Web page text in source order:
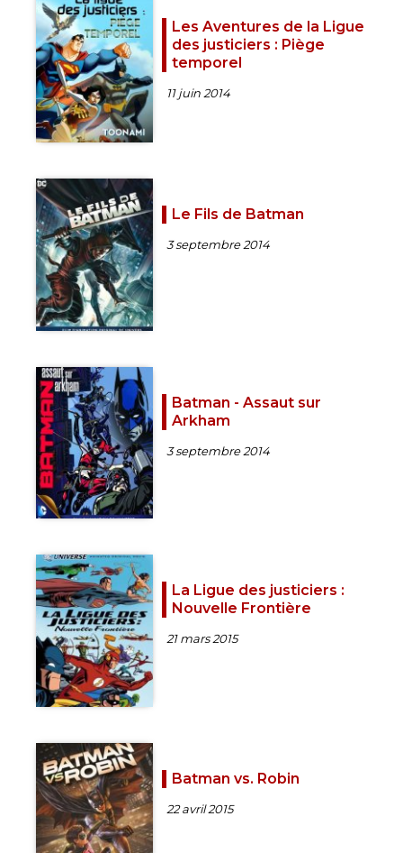
Les Aventures de la Ligue
des justiciers : Piège
temporel
11 juin 2014
Le Fils de Batman
3 septembre 2014
Batman - Assaut sur
Arkham
3 septembre 2014
La Ligue des justiciers :
Nouvelle Frontière
21 mars 2015
Batman vs. Robin
22 avril 2015